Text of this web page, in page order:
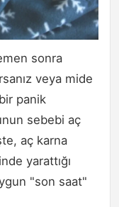
sonra
veya mide
panik
sebebi aç
aç karna
yarattığı
"son saat"